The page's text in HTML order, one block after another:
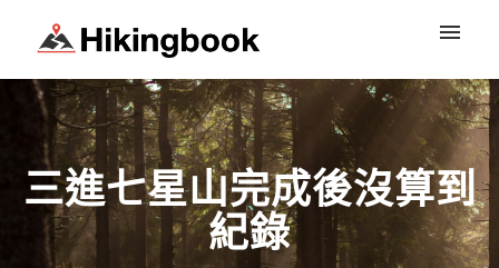
登入
三進七星山完成後沒算到
紀錄